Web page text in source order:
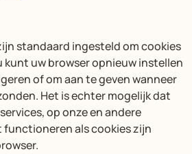
standaard ingesteld om cookies
kunt uw browser opnieuw instellen
of om aan te geven wanneer
Het is echter mogelijk dat
op onze en andere
als cookies zijn